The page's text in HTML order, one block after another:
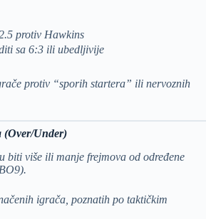
protiv Hawkins
sa 6:3 ili ubedljivije
protiv “sporih startera” ili nervoznih
(Over/Under)
biti više ili manje frejmova od određene
igrača, poznatih po taktičkim